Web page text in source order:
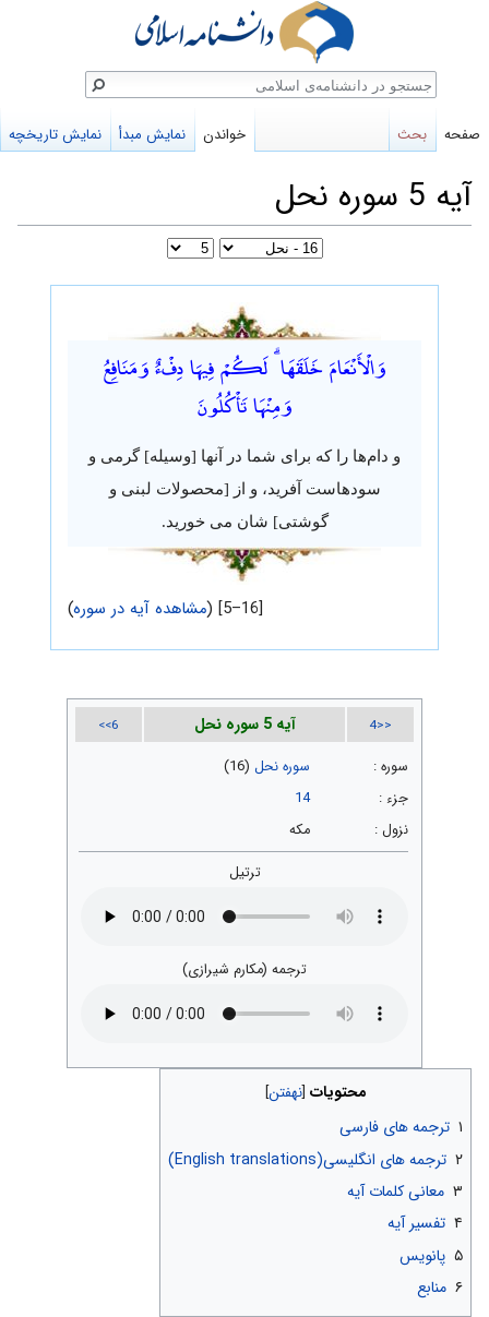
آیه 5 سوره نحل
وَالْأَنْعَامَ خَلَقَهَا ۗ لَكُمْ فِيهَا دِفْءٌ وَمَنَافِعُ
وَمِنْهَا تَأْكُلُونَ
و دام‌ها را که برای شما در آنها [وسیله] گرمی و
سودهاست آفرید، و از [محصولات لبنی و
گوشتی] شان می خورید.
[16–5] ( مشاهده آیه در سوره)
<<4 آیه 5 سوره نحل 6>>
سوره : سوره نحل (16)
جزء :
14
نزول :
مکه
ترتیل
ترجمه (مکارم شیرازی)
محتویات
۱ ترجمه های فارسی
۲ ترجمه های انگلیسی(English translations)
۳ معانی کلمات آیه
۴ تفسیر آیه
۵ پانویس
۶ منابع
صفحه بحث خواندن نمایش مبدأ نمایش تاریخچه
جستجو